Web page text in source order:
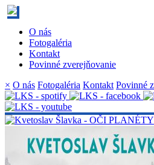
O nás
Fotogaléria
Kontakt
Povinné zverejňovanie
× O nás Fotogaléria Kontakt Povinné